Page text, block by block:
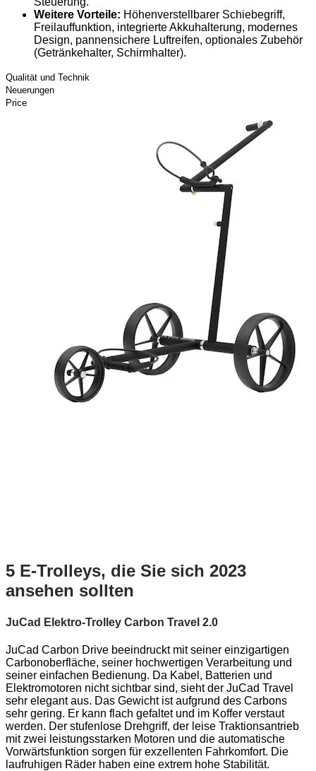
Weitere Vorteile: Höhenverstellbarer Schiebegriff,
Freilauffunktion, integrierte Akkuhalterung, modernes
Design, pannensichere Luftreifen, optionales Zubehör
(Getränkehalter, Schirmhalter).
Qualität und Technik
Neuerungen
Price
5 E-Trolleys, die Sie sich 2023
ansehen sollten
JuCad Elektro-Trolley Carbon Travel 2.0
JuCad Carbon Drive beeindruckt mit seiner einzigartigen
Carbonoberfläche, seiner hochwertigen Verarbeitung und
seiner einfachen Bedienung. Da Kabel, Batterien und
Elektromotoren nicht sichtbar sind, sieht der JuCad Travel
sehr elegant aus. Das Gewicht ist aufgrund des Carbons
sehr gering. Er kann flach gefaltet und im Koffer verstaut
werden. Der stufenlose Drehgriff, der leise Traktionsantrieb
mit zwei leistungsstarken Motoren und die automatische
Vorwärtsfunktion sorgen für exzellenten Fahrkomfort. Die
laufruhigen Räder haben eine extrem hohe Stabilität.